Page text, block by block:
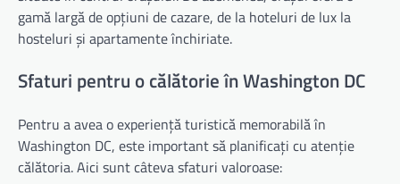
gamă largă de opțiuni de cazare, de la hoteluri de lux la
hosteluri și apartamente închiriate.
Sfaturi pentru o călătorie în Washington DC
Pentru a avea o experiență turistică memorabilă în
Washington DC, este important să planificați cu atenție
călătoria. Aici sunt câteva sfaturi valoroase: